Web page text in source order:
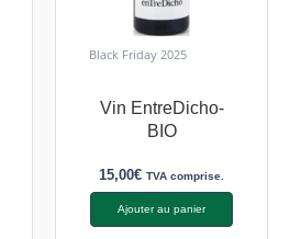
Black Friday 2025
Vin EntreDicho-
BIO
15,00€ TVA comprise.
Ajouter au panier